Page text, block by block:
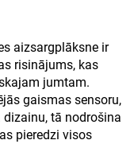
aizsargplāksne ir
risinājums, kas
jumtam.
gaismas sensoru,
tā nodrošina
pieredzi visos